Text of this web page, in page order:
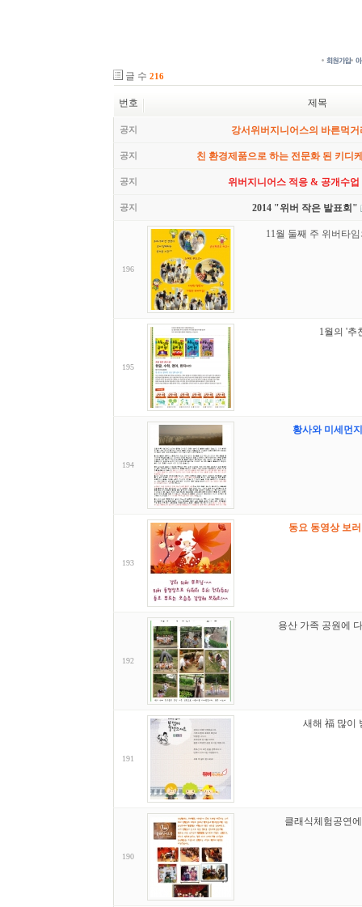
글 수 216
번호 제목
공지 강서위버지니어스의 바른먹거
공지 친 환경제품으로 하는 전문화 된 키디
공지 위버지니어스 적응 & 공개수업
공지 2014 "위버 작은 발표회"
196
11월 둘째 주 위버타
195
1월의 '추
194
황사와 미세먼
193
동요 동영상 보
192
용산 가족 공원에
191
새해 福 많이
190
클래식체험공연